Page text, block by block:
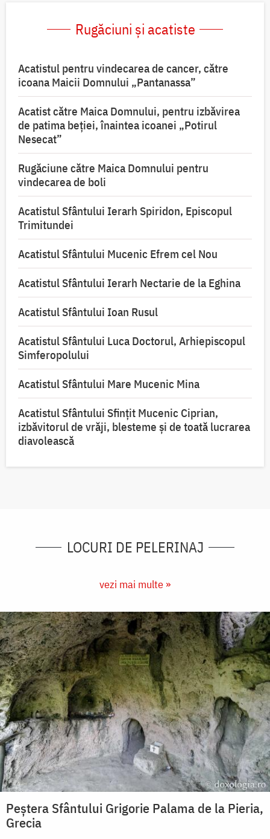
Rugăciuni și acatiste
Acatistul pentru vindecarea de cancer, către
icoana Maicii Domnului „Pantanassa”
Acatist către Maica Domnului, pentru izbăvirea
de patima beției, înaintea icoanei „Potirul
Nesecat”
Rugăciune către Maica Domnului pentru
vindecarea de boli
Acatistul Sfântului Ierarh Spiridon, Episcopul
Trimitundei
Acatistul Sfântului Mucenic Efrem cel Nou
Acatistul Sfântului Ierarh Nectarie de la Eghina
Acatistul Sfântului Ioan Rusul
Acatistul Sfântului Luca Doctorul, Arhiepiscopul
Simferopolului
Acatistul Sfântului Mare Mucenic Mina
Acatistul Sfântului Sfințit Mucenic Ciprian,
izbăvitorul de vrăji, blesteme și de toată lucrarea
diavolească
LOCURI DE PELERINAJ
vezi mai multe »
Peștera Sfântului Grigorie Palama de la Pieria,
Grecia